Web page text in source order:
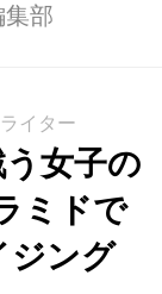
ョン 01 ベー
されます。
インは、ライ
が配合され
。「セラミ
ン 00 ピン
集部
イター
女子の
ミドで
ジング